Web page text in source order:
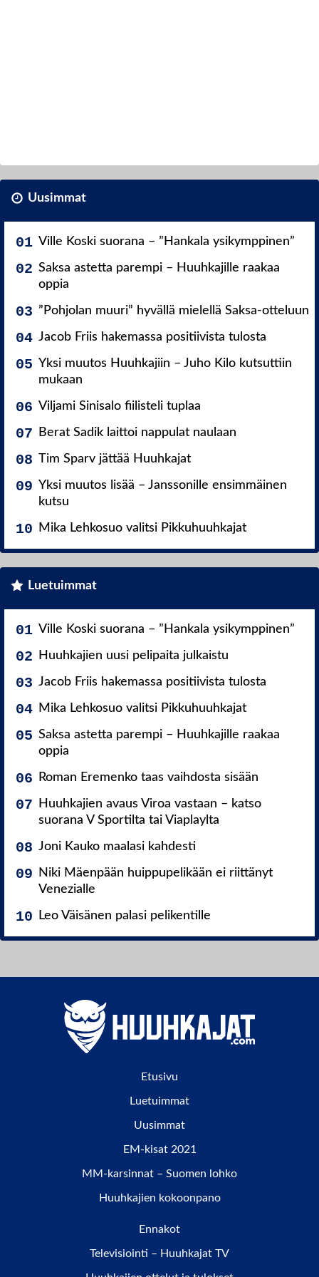
Uusimmat
Ville Koski suorana – ”Hankala ysikymppinen”
Saksa astetta parempi – Huuhkajille raakaa
oppia
”Pohjolan muuri” hyvällä mielellä Saksa-otteluun
Jacob Friis hakemassa positiivista tulosta
Yksi muutos Huuhkajiin – Juho Kilo kutsuttiin
mukaan
Viljami Sinisalo fiilisteli tuplaa
Berat Sadik laittoi nappulat naulaan
Tim Sparv jättää Huuhkajat
Yksi muutos lisää – Janssonille ensimmäinen
kutsu
Mika Lehkosuo valitsi Pikkuhuuhkajat
Luetuimmat
Ville Koski suorana – ”Hankala ysikymppinen”
Huuhkajien uusi pelipaita julkaistu
Jacob Friis hakemassa positiivista tulosta
Mika Lehkosuo valitsi Pikkuhuuhkajat
Saksa astetta parempi – Huuhkajille raakaa
oppia
Roman Eremenko taas vaihdosta sisään
Huuhkajien avaus Viroa vastaan – katso
suorana V Sportilta tai Viaplaylta
Joni Kauko maalasi kahdesti
Niki Mäenpään huippupelikään ei riittänyt
Venezialle
Leo Väisänen palasi pelikentille
Etusivu
Luetuimmat
Uusimmat
EM-kisat 2021
MM-karsinnat – Suomen lohko
Huuhkajien kokoonpano
Ennakot
Televisiointi – Huuhkajat TV